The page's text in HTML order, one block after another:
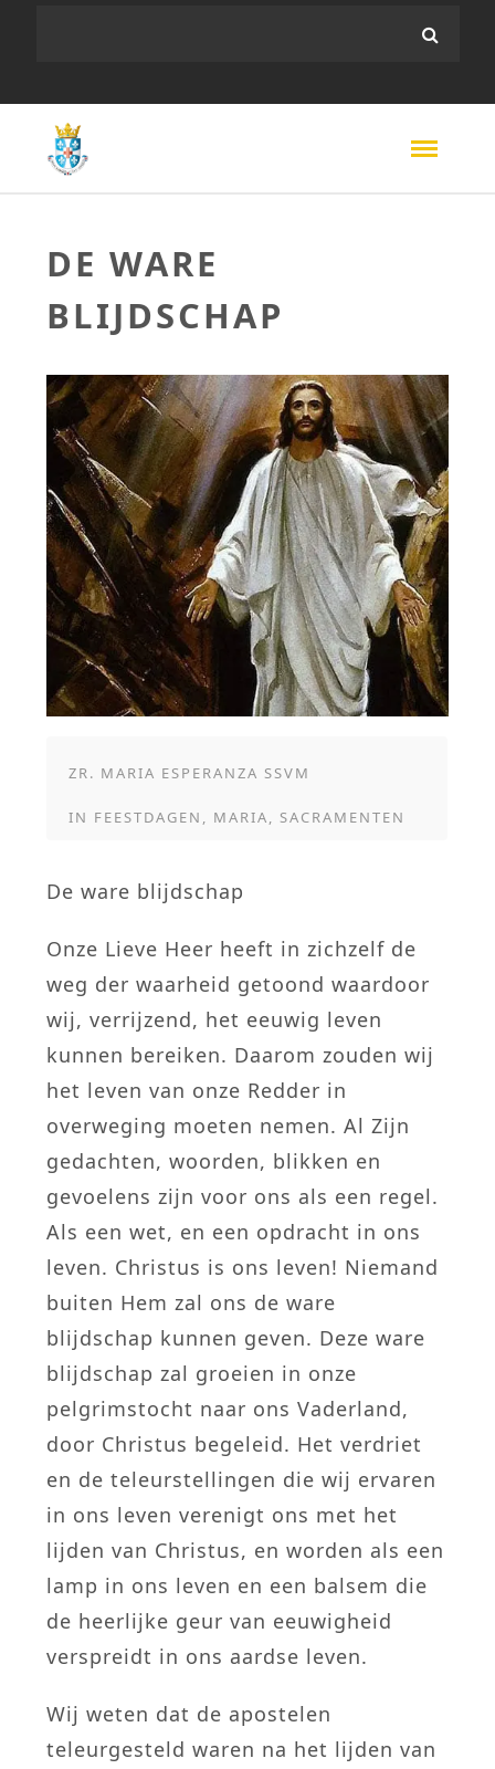
DE WARE
BLIJDSCHAP
ZR. MARIA ESPERANZA SSVM
IN FEESTDAGEN , MARIA, SACRAMENTEN
De ware blijdschap
Onze Lieve Heer heeft in zichzelf de
weg der waarheid getoond waardoor
wij, verrijzend, het eeuwig leven
kunnen bereiken. Daarom zouden wij
het leven van onze Redder in
overweging moeten nemen. Al Zijn
gedachten, woorden, blikken en
gevoelens zijn voor ons als een regel.
Als een wet, en een opdracht in ons
leven. Christus is ons leven! Niemand
buiten Hem zal ons de ware
blijdschap kunnen geven. Deze ware
blijdschap zal groeien in onze
pelgrimstocht naar ons Vaderland,
door Christus begeleid. Het verdriet
en de teleurstellingen die wij ervaren
in ons leven verenigt ons met het
lijden van Christus, en worden als een
lamp in ons leven en een balsem die
de heerlijke geur van eeuwigheid
verspreidt in ons aardse leven.
Wij weten dat de apostelen
teleurgesteld waren na het lijden van